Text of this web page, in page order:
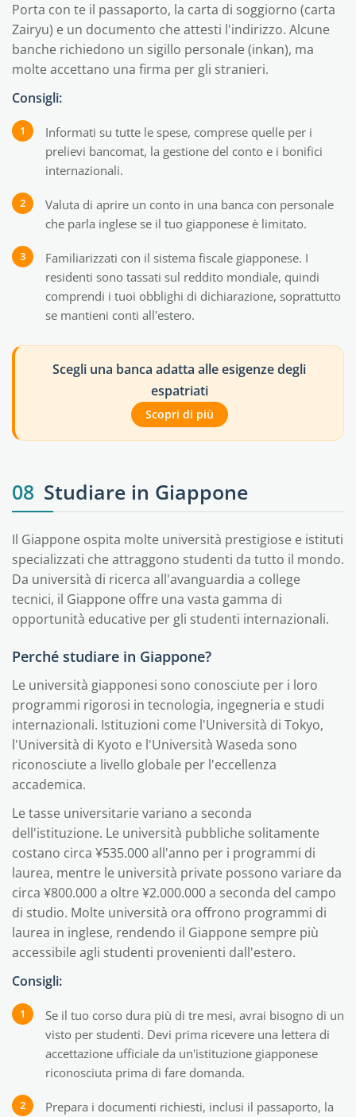
Porta con te il passaporto, la carta di soggiorno (carta
Zairyu) e un documento che attesti l'indirizzo. Alcune
banche richiedono un sigillo personale (inkan), ma
molte accettano una firma per gli stranieri.
Consigli:
Informati su tutte le spese, comprese quelle per i
prelievi bancomat, la gestione del conto e i bonifici
internazionali.
Valuta di aprire un conto in una banca con personale
che parla inglese se il tuo giapponese è limitato.
Familiarizzati con il sistema fiscale giapponese. I
residenti sono tassati sul reddito mondiale, quindi
comprendi i tuoi obblighi di dichiarazione, soprattutto
se mantieni conti all'estero.
Scegli una banca adatta alle esigenze degli
espatriati
Scopri di più
08 Studiare in Giappone
Il Giappone ospita molte università prestigiose e istituti
specializzati che attraggono studenti da tutto il mondo.
Da università di ricerca all'avanguardia a college
tecnici, il Giappone offre una vasta gamma di
opportunità educative per gli studenti internazionali.
Perché studiare in Giappone?
Le università giapponesi sono conosciute per i loro
programmi rigorosi in tecnologia, ingegneria e studi
internazionali. Istituzioni come l'Università di Tokyo,
l'Università di Kyoto e l'Università Waseda sono
riconosciute a livello globale per l'eccellenza
accademica.
Le tasse universitarie variano a seconda
dell'istituzione. Le università pubbliche solitamente
costano circa ¥535.000 all'anno per i programmi di
laurea, mentre le università private possono variare da
circa ¥800.000 a oltre ¥2.000.000 a seconda del campo
di studio. Molte università ora offrono programmi di
laurea in inglese, rendendo il Giappone sempre più
accessibile agli studenti provenienti dall'estero.
Consigli:
Se il tuo corso dura più di tre mesi, avrai bisogno di un
visto per studenti. Devi prima ricevere una lettera di
accettazione ufficiale da un'istituzione giapponese
riconosciuta prima di fare domanda.
Prepara i documenti richiesti, inclusi il passaporto, la